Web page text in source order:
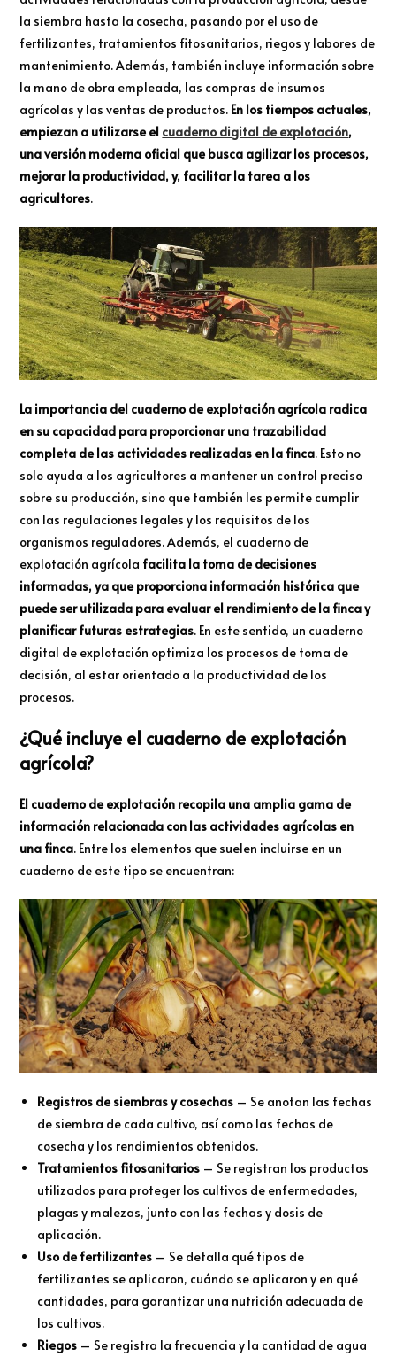
la siembra hasta la cosecha, pasando por el uso de
fertilizantes, tratamientos fitosanitarios, riegos y labores de
mantenimiento. Además, también incluye información sobre
la mano de obra empleada, las compras de insumos
agrícolas y las ventas de productos. En los tiempos actuales,
empiezan a utilizarse el cuaderno digital de explotación,
una versión moderna oficial que busca agilizar los procesos,
mejorar la productividad, y, facilitar la tarea a los
agricultores.
La importancia del cuaderno de explotación agrícola radica
en su capacidad para proporcionar una trazabilidad
completa de las actividades realizadas en la finca. Esto no
solo ayuda a los agricultores a mantener un control preciso
sobre su producción, sino que también les permite cumplir
con las regulaciones legales y los requisitos de los
organismos reguladores. Además, el cuaderno de
explotación agrícola facilita la toma de decisiones
informadas, ya que proporciona información histórica que
puede ser utilizada para evaluar el rendimiento de la finca y
planificar futuras estrategias. En este sentido, un cuaderno
digital de explotación optimiza los procesos de toma de
decisión, al estar orientado a la productividad de los
procesos.
¿Qué incluye el cuaderno de explotación
agrícola?
El cuaderno de explotación recopila una amplia gama de
información relacionada con las actividades agrícolas en
una finca. Entre los elementos que suelen incluirse en un
cuaderno de este tipo se encuentran:
Registros de siembras y cosechas – Se anotan las fechas
de siembra de cada cultivo, así como las fechas de
cosecha y los rendimientos obtenidos.
Tratamientos fitosanitarios – Se registran los productos
utilizados para proteger los cultivos de enfermedades,
plagas y malezas, junto con las fechas y dosis de
aplicación.
Uso de fertilizantes – Se detalla qué tipos de
fertilizantes se aplicaron, cuándo se aplicaron y en qué
cantidades, para garantizar una nutrición adecuada de
los cultivos.
Riegos – Se registra la frecuencia y la cantidad de agua